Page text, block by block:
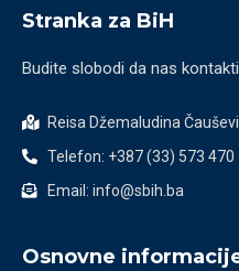
Stranka za BiH
Budite slobodi da nas
Reisa Džemaludina
Telefon: +387 (33) 573 470
Email: info@sbih.ba
Osnovne